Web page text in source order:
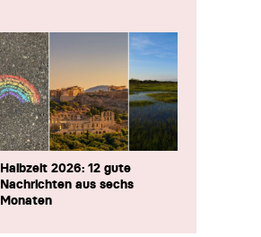
Halbzeit 2026: 12 gute
Nachrichten aus sechs
Monaten